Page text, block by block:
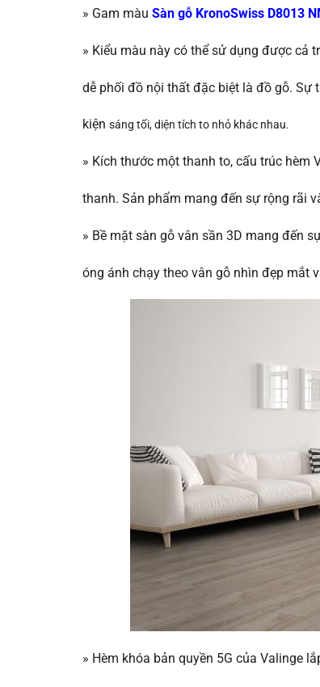
» Gam màu Sàn gỗ KronoSwiss D8013
» Kiểu màu này có thể sử dụng được cả
dễ phối đồ nội thất đặc biệt là đồ gỗ. Sự
kiện sáng tối, diện tích to nhỏ khác nhau.
» Kích thước một thanh to, cấu trúc hèm
thanh. Sản phẩm mang đến sự rộng rãi
» Bề mặt sàn gỗ vân sần 3D mang đến
óng ánh chạy theo vân gỗ nhìn đẹp mắt
» Hèm khóa bản quyền 5G của Valinge